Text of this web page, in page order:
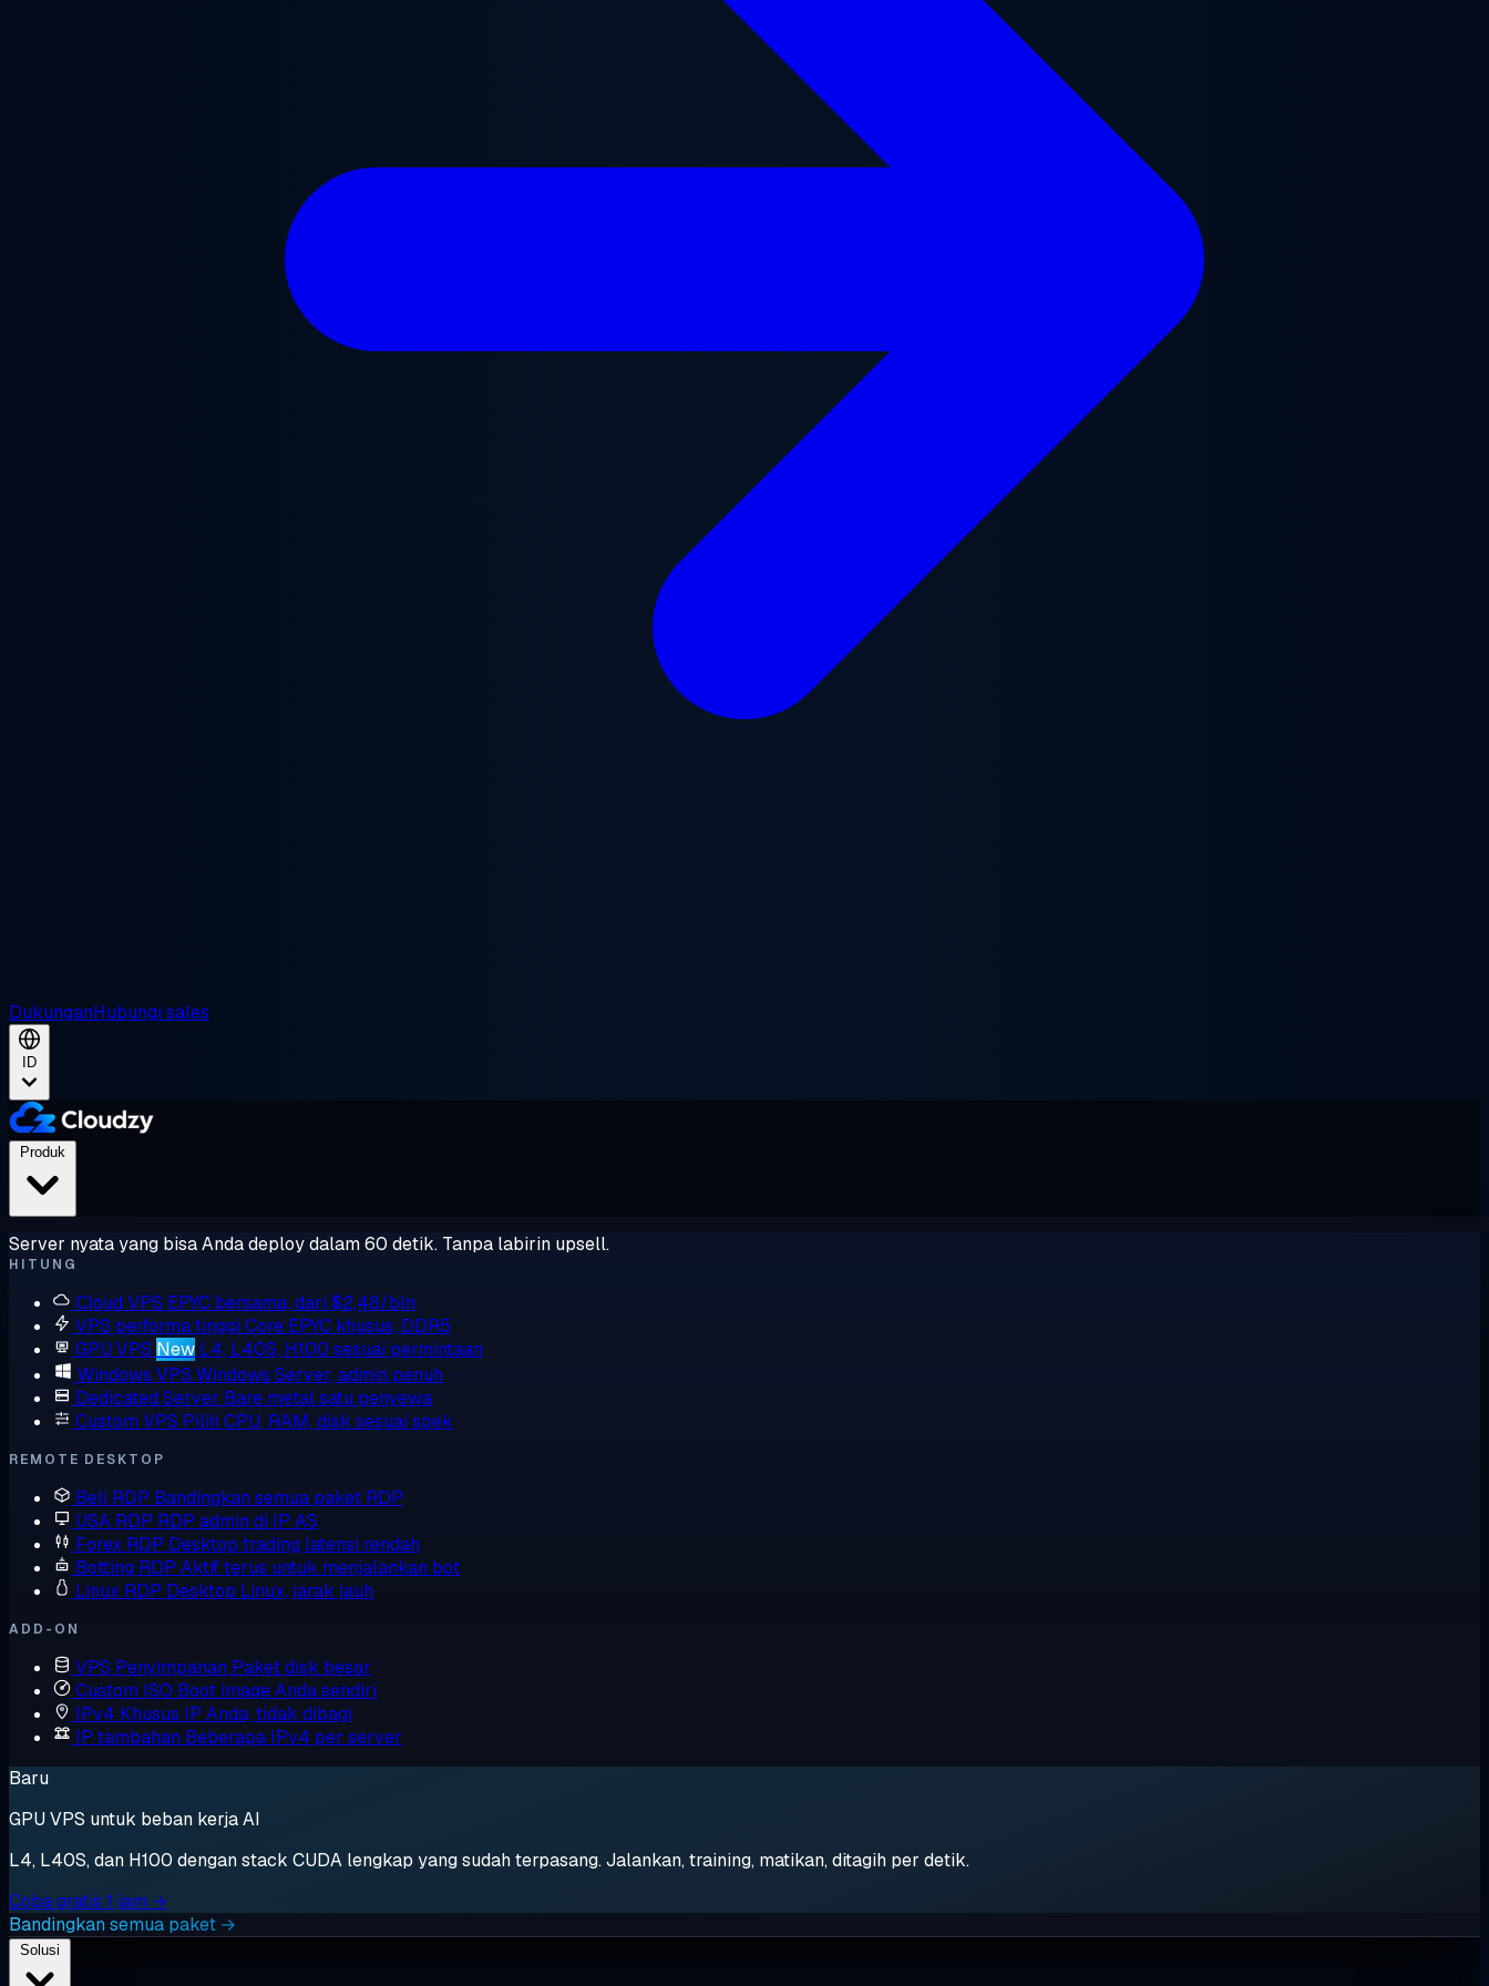
DukunganHubungi sales
ID
Server nyata yang bisa Anda deploy dalam 60 detik. Tanpa labirin upsell.
HITUNG
Cloud VPS EPYC bersama, dari $2,48/bln
VPS performa tinggi Core EPYC khusus, DDR5
GPU VPS New L4, L40S, H100 sesuai permintaan
Windows VPS Windows Server, admin penuh
Dedicated Server Bare metal satu penyewa
Custom VPS Pilih CPU, RAM, disk sesuai spek
REMOTE DESKTOP
Beli RDP Bandingkan semua paket RDP
USA RDP RDP admin di IP AS
Forex RDP Desktop trading latensi rendah
Botting RDP Aktif terus untuk menjalankan bot
Linux RDP Desktop Linux, jarak jauh
ADD-ON
VPS Penyimpanan Paket disk besar
Custom ISO Boot image Anda sendiri
IPv4 Khusus IP Anda, tidak dibagi
IP tambahan Beberapa IPv4 per server
Baru
GPU VPS untuk beban kerja AI
L4, L40S, dan H100 dengan stack CUDA lengkap yang sudah terpasang. Jalankan, training, matikan, ditagih per detik.
Coba gratis 1 jam →
Bandingkan semua paket →